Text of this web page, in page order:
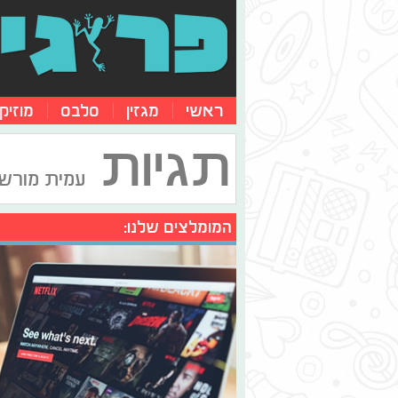
ראשי מגזין סלבס
תגיות עמית
המומלצים שלנו: